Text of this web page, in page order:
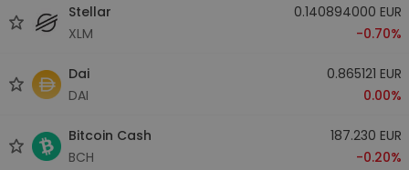
Stellar
XLM
0.140894000 EUR
-0.70%
Dai
DAI
0.865121 EUR
0.00%
Bitcoin Cash
BCH
187.230 EUR
-0.20%